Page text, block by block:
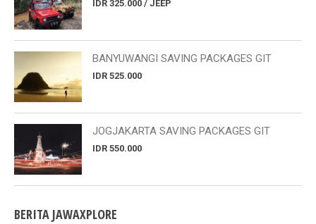
IDR 325.000 / JEEP
BANYUWANGI SAVING PACKAGES GIT
IDR 525.000
JOGJAKARTA SAVING PACKAGES GIT
IDR 550.000
BERITA JAWAXPLORE